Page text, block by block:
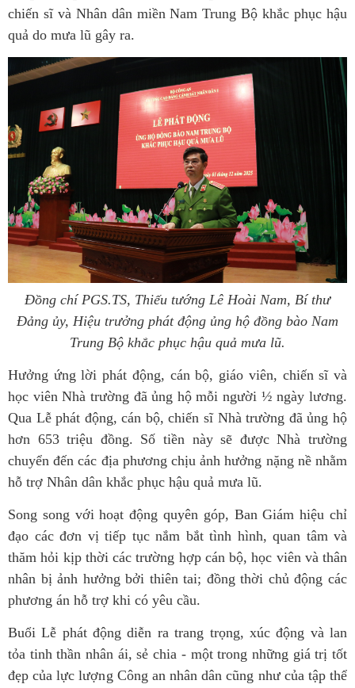
chiến sĩ và Nhân dân miền Nam Trung Bộ khắc phục hậu
quả do mưa lũ gây ra.
Đồng chí PGS.TS, Thiếu tướng Lê Hoài Nam, Bí thư
Đảng ủy, Hiệu trưởng phát động ủng hộ đồng bào Nam
Trung Bộ khắc phục hậu quả mưa lũ.
Hưởng ứng lời phát động, cán bộ, giáo viên, chiến sĩ và
học viên Nhà trường đã ủng hộ mỗi người ½ ngày lương.
Qua Lễ phát động, cán bộ, chiến sĩ Nhà trường đã ủng hộ
hơn 653 triệu đồng. Số tiền này sẽ được Nhà trường
chuyển đến các địa phương chịu ảnh hưởng nặng nề nhằm
hỗ trợ Nhân dân khắc phục hậu quả mưa lũ.
Song song với hoạt động quyên góp, Ban Giám hiệu chỉ
đạo các đơn vị tiếp tục nắm bắt tình hình, quan tâm và
thăm hỏi kịp thời các trường hợp cán bộ, học viên và thân
nhân bị ảnh hưởng bởi thiên tai; đồng thời chủ động các
phương án hỗ trợ khi có yêu cầu.
Buổi Lễ phát động diễn ra trang trọng, xúc động và lan
tỏa tinh thần nhân ái, sẻ chia - một trong những giá trị tốt
đẹp của lực lượng Công an nhân dân cũng như của tập thể